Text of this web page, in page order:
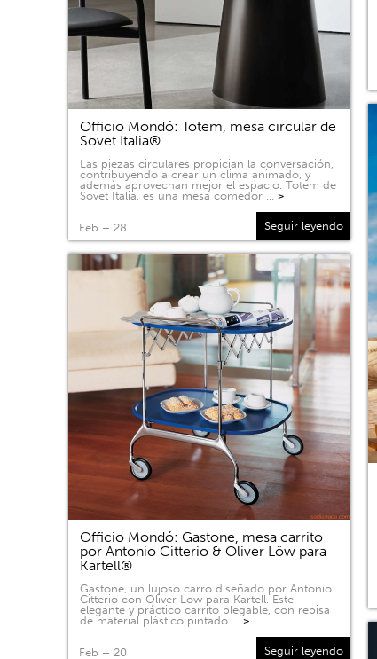
Officio Mondó: Totem, mesa circular de
Sovet Italia®
Las piezas circulares propician la conversación,
contribuyendo a crear un clima animado, y
además aprovechan mejor el espacio. Totem de
Sovet Italia, es una mesa comedor … >
Feb + 28 Seguir leyendo
Officio Mondó: Gastone, mesa carrito
por Antonio Citterio & Oliver Löw para
Kartell®
Gastone, un lujoso carro diseñado por Antonio
Citterio con Oliver Low para Kartell. Este
elegante y práctico carrito plegable, con repisa
de material plástico pintado …>
Feb + 20 Seguir leyendo